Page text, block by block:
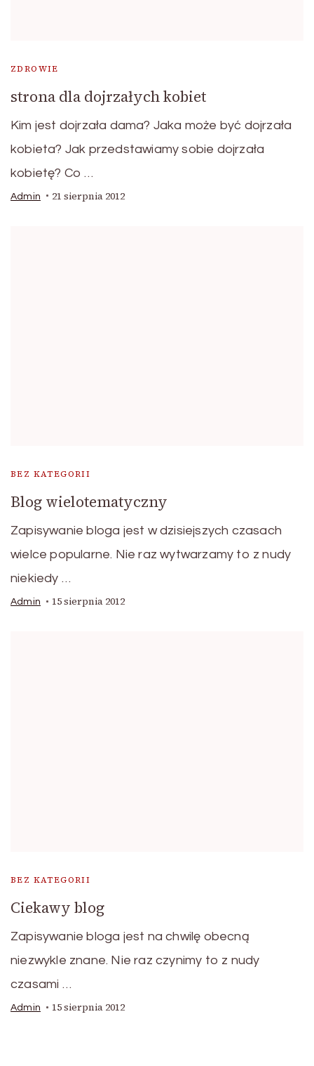
ZDROWIE
strona dla dojrzałych kobiet
Kim jest dojrzała dama? Jaka może być dojrzała
kobieta? Jak przedstawiamy sobie dojrzała
kobietę? Co …
Admin 21 sierpnia 2012
BEZ KATEGORII
Blog wielotematyczny
Zapisywanie bloga jest w dzisiejszych czasach
wielce popularne. Nie raz wytwarzamy to z nudy
niekiedy …
Admin 15 sierpnia 2012
BEZ KATEGORII
Ciekawy blog
Zapisywanie bloga jest na chwilę obecną
niezwykle znane. Nie raz czynimy to z nudy
czasami …
Admin 15 sierpnia 2012